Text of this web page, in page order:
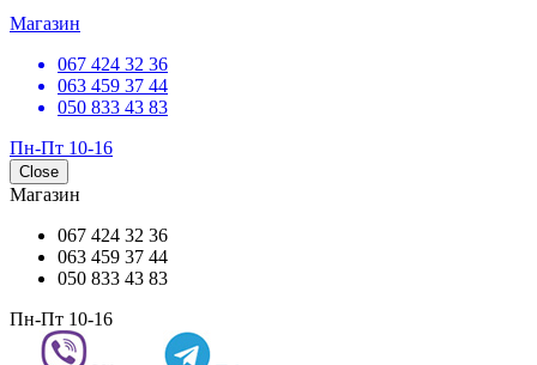
Магазин
067 424 32 36
063 459 37 44
050 833 43 83
Пн-Пт 10-16
Close
Магазин
067 424 32 36
063 459 37 44
050 833 43 83
Пн-Пт 10-16